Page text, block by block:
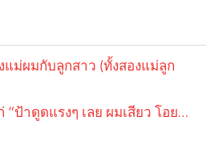
ม่ผมกับลูกสาว (ทั้งสองแม่ลูก
ป้าดูดแรงๆ เลย ผมเสียว โอย…